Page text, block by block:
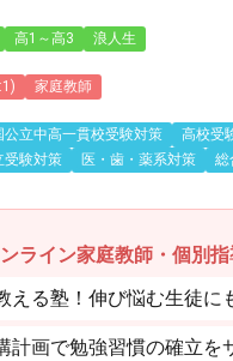
高1～高3 浪人生
家庭教師
公立中高一貫校受験対策 高校受
受験対策 医・歯・薬系対策 総
ライン家庭教師・個別
える塾！伸び悩む生徒に
計画で勉強習慣の確立を